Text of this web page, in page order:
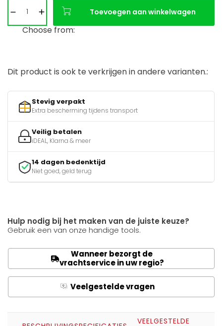
Toevoegen aan winkelwagen
Choose from:
Dit product is ook te verkrijgen in andere varianten.:
Stevig verpakt
Extra bescherming tijdens transport
Veilig betalen
iDEAL, Klarna & meer
14 dagen bedenktijd
Niet goed, geld terug
Hulp nodig bij het maken van de juiste keuze?
Gebruik een van onze handige tools.
Wanneer bezorgt de
vrachtservice in uw regio?
Q Veelgestelde vragen
VEELGESTELDE